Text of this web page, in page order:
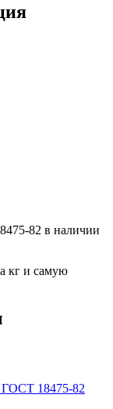
82 в наличии
кг и самую